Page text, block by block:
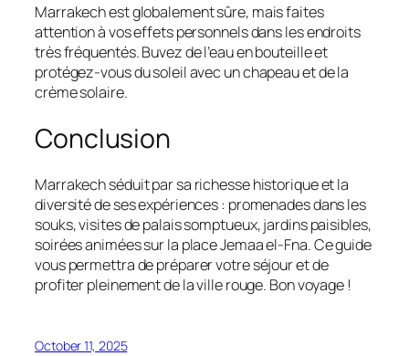
Marrakech est globalement sûre, mais faites
attention à vos effets personnels dans les endroits
très fréquentés. Buvez de l’eau en bouteille et
protégez‑vous du soleil avec un chapeau et de la
crème solaire.
Conclusion
Marrakech séduit par sa richesse historique et la
diversité de ses expériences : promenades dans les
souks, visites de palais somptueux, jardins paisibles,
soirées animées sur la place Jemaa el‑Fna. Ce guide
vous permettra de préparer votre séjour et de
profiter pleinement de la ville rouge. Bon voyage !
October 11, 2025